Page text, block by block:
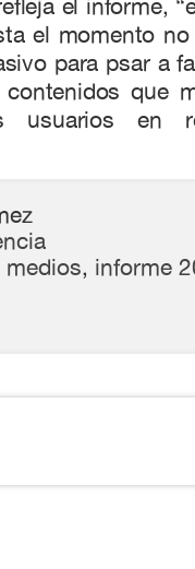
el informe,
el momento
para psar a
que
usuarios en
, informe